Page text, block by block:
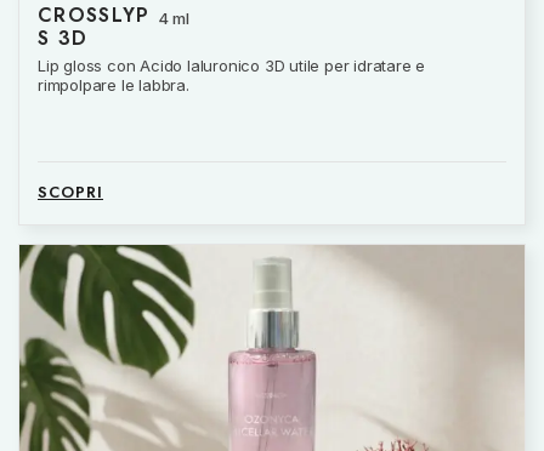
CROSSLYP
S 3D
4 ml
Lip gloss con Acido Ialuronico 3D utile per idratare e
rimpolpare le labbra.
SCOPRI